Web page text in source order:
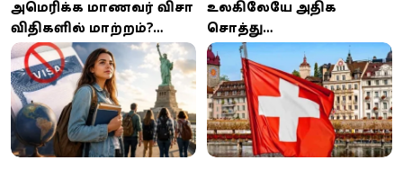
அமெரிக்க மாணவர் விசா
விதிகளில் மாற்றம்?
செப்டம்பர் 15-க்குள்
திரும்ப வேண்டிய
அவசியம் ஏன்?
உலகிலேயே அதிக
சொத்து
வைத்திருப்பவர்கள் யார்?
முதல் இடத்தில் இந்த
நாட்டின் மக்கள்!